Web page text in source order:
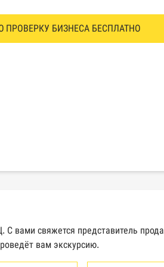
БИЗНЕСА БЕСПЛАТНО
России
юридических лиц
С вами свяжется представитель
вам экскурсию.